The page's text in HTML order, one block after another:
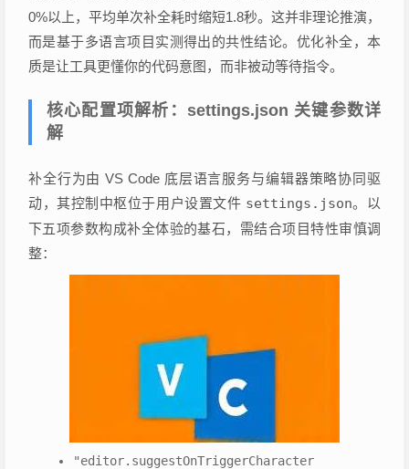
0%以上，平均单次补全耗时缩短1.8秒。这并非理论推演，
而是基于多语言项目实测得出的共性结论。优化补全，本
质是让工具更懂你的代码意图，而非被动等待指令。
核心配置项解析：settings.json 关键参数详
解
补全行为由 VS Code 底层语言服务与编辑器策略协同驱
动，其控制中枢位于用户设置文件 settings.json。以
下五项参数构成补全体验的基石，需结合项目特性审慎调
整：
"editor.suggestOnTriggerCharacter